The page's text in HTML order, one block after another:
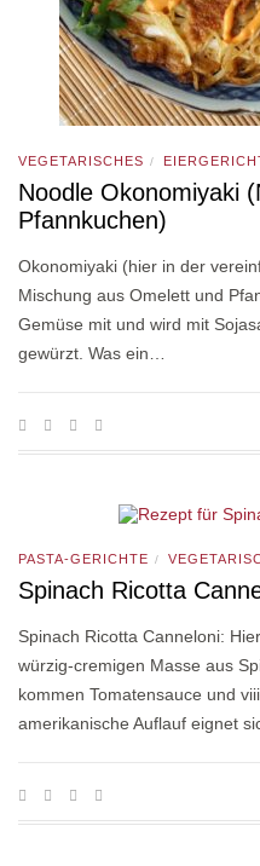
VEGETARISCHES /
Noodle Okonomiyaki
Pfannkuchen)
Okonomiyaki (hier in der
Mischung aus Omelett und
Gemüse mit und wird mit
gewürzt. Was ein…
PASTA-GERICHTE /
Spinach Ricotta
Spinach Ricotta Canneloni:
würzig-cremigen Masse aus
kommen Tomatensauce und
amerikanische Auflauf eignet